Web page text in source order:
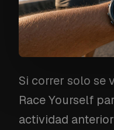
Si correr solo se
Race Yourself
actividad